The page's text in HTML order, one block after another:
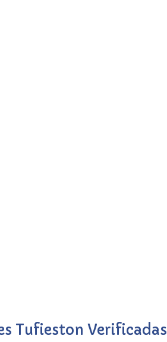
Tufieston Verificadas